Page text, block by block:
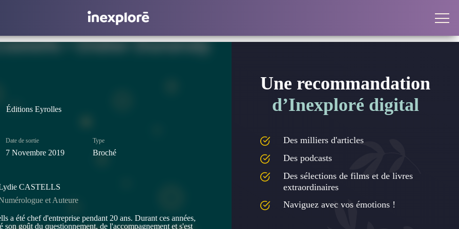
Éditions Eyrolles
Date de sortie
7 Novembre 2019
Type
Broché
CASTELLS
et Auteure
a été chef d'entreprise pendant 20 ans. Durant ces années,
son goût du questionnement, de l'accompagnement et s'est
Une recommandation
d’Inexploré digital
Des milliers d'articles
Des podcasts
Des sélections de films et de livres
extraordinaires
Naviguez avec vos émotions !